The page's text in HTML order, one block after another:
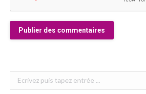
Publier des commentaires
Search: